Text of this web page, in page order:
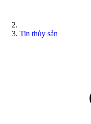
Tin thủy sản